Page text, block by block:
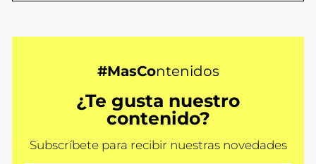
#MasContenidos
¿Te gusta nuestro
contenido?
Subscríbete para recibir nuestras novedades